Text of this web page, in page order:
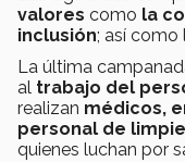
valores como la
inclusión; así como
La última
al trabajo del
realizan médicos,
personal de
quienes luchan por